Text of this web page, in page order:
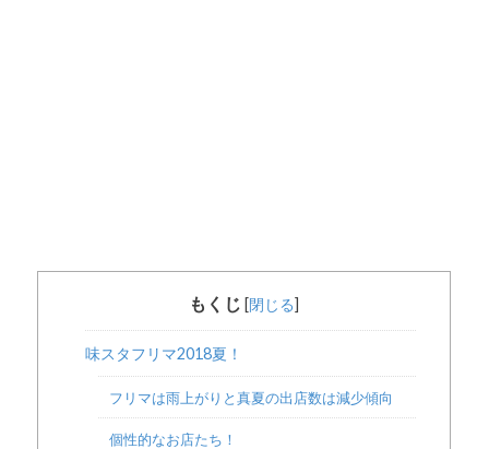
もくじ [閉じる]
味スタフリマ2018夏！
フリマは雨上がりと真夏の出店数は減少傾向
個性的なお店たち！